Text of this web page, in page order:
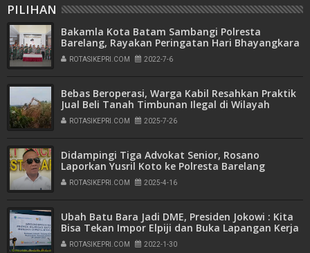
PILIHAN
Bakamla Kota Batam Sambangi Polresta
Barelang, Rayakan Peringatan Hari Bhayangkara
ke-76
ROTASIKEPRI.COM 2022-7-6
Bebas Beroperasi, Warga Kabil Resahkan Praktik
Jual Beli Tanah Timbunan Ilegal di Wilayah
Pemukiman
ROTASIKEPRI.COM 2025-7-26
Didampingi Tiga Advokat Senior, Rosano
Laporkan Yusril Koto ke Polresta Barelang
ROTASIKEPRI.COM 2025-4-16
Ubah Batu Bara Jadi DME, Presiden Jokowi : Kita
Bisa Tekan Impor Elpiji dan Buka Lapangan Kerja
ROTASIKEPRI.COM 2022-1-30